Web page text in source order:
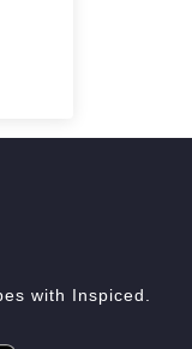
with Inspiced.